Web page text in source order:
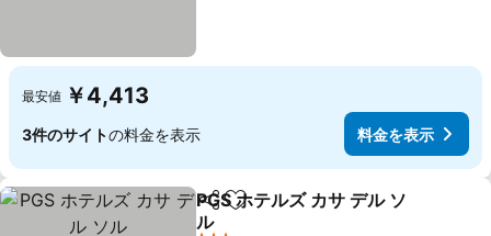
最安値 ￥4,413
3件のサイトの料金を表示 料金を表示
シェアお気に入りに追加
PGS ホテルズ カサ デル ソ
ル